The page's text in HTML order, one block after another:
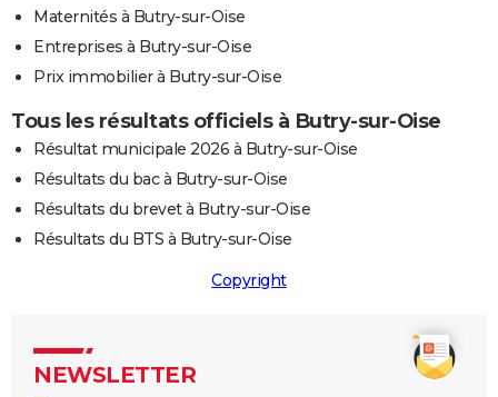
Maternités à Butry-sur-Oise
Entreprises à Butry-sur-Oise
Prix immobilier à Butry-sur-Oise
Tous les résultats officiels à Butry-sur-Oise
Résultat municipale 2026 à Butry-sur-Oise
Résultats du bac à Butry-sur-Oise
Résultats du brevet à Butry-sur-Oise
Résultats du BTS à Butry-sur-Oise
Copyright
NEWSLETTER